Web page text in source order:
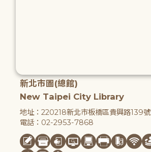
新北市圖(總館)
New Taipei City Library
地址：220218新北市板橋區貴興路139號
電話：02-2953-7868